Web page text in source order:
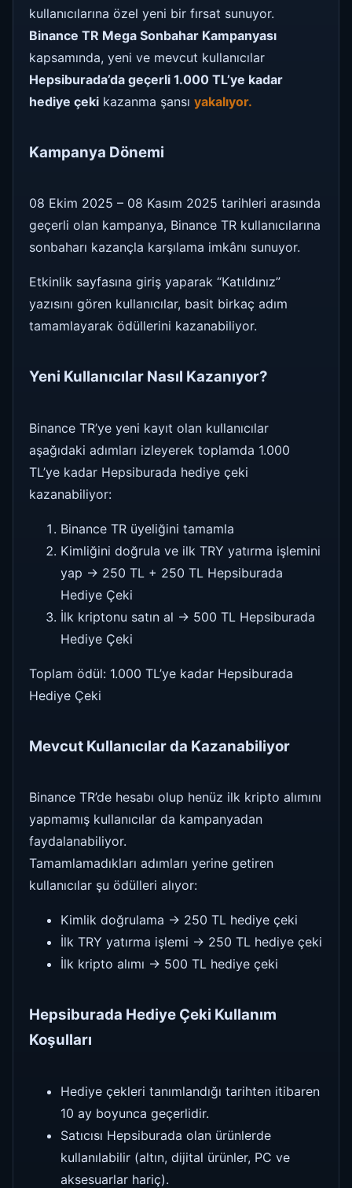
kullanıcılarına özel yeni bir fırsat sunuyor.
Binance TR Mega Sonbahar Kampanyası
kapsamında, yeni ve mevcut kullanıcılar
Hepsiburada’da geçerli 1.000 TL’ye kadar
hediye çeki kazanma şansı yakalıyor.
Kampanya Dönemi
08 Ekim 2025 – 08 Kasım 2025 tarihleri arasında
geçerli olan kampanya, Binance TR kullanıcılarına
sonbaharı kazançla karşılama imkânı sunuyor.
Etkinlik sayfasına giriş yaparak “Katıldınız”
yazısını gören kullanıcılar, basit birkaç adım
tamamlayarak ödüllerini kazanabiliyor.
Yeni Kullanıcılar Nasıl Kazanıyor?
Binance TR’ye yeni kayıt olan kullanıcılar
aşağıdaki adımları izleyerek toplamda 1.000
TL’ye kadar Hepsiburada hediye çeki
kazanabiliyor:
Binance TR üyeliğini tamamla
Kimliğini doğrula ve ilk TRY yatırma işlemini
yap → 250 TL + 250 TL Hepsiburada
Hediye Çeki
İlk kriptonu satın al → 500 TL Hepsiburada
Hediye Çeki
Toplam ödül: 1.000 TL’ye kadar Hepsiburada
Hediye Çeki
Mevcut Kullanıcılar da Kazanabiliyor
Binance TR’de hesabı olup henüz ilk kripto alımını
yapmamış kullanıcılar da kampanyadan
faydalanabiliyor.
Tamamlamadıkları adımları yerine getiren
kullanıcılar şu ödülleri alıyor:
Kimlik doğrulama → 250 TL hediye çeki
İlk TRY yatırma işlemi → 250 TL hediye çeki
İlk kripto alımı → 500 TL hediye çeki
Hepsiburada Hediye Çeki Kullanım
Koşulları
Hediye çekleri tanımlandığı tarihten itibaren
10 ay boyunca geçerlidir.
Satıcısı Hepsiburada olan ürünlerde
kullanılabilir (altın, dijital ürünler, PC ve
aksesuarlar hariç).